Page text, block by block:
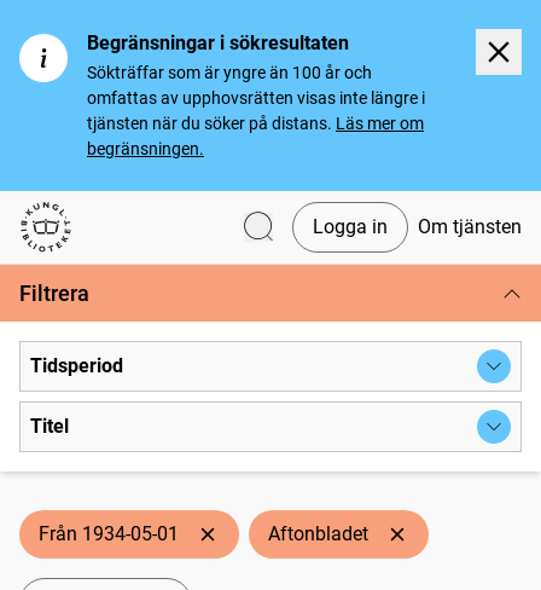
Begränsningar i sökresultaten
Sökträffar som är yngre än 100 år och
omfattas av upphovsrätten visas inte längre i
tjänsten när du söker på distans. Läs mer om
begränsningen.
Svenska tidningar
Logga in Om tjänsten
Filtrera
Tidsperiod
Titel
Från 1934-05-01 Aftonbladet